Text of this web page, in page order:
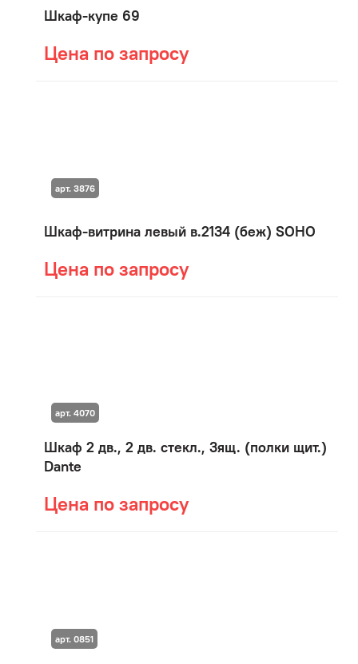
Шкаф-купе 69
Цена по запросу
Шкаф-витрина левый в.2134 (беж) SOHO
Цена по запросу
арт. 3876
Шкаф 2 дв., 2 дв. стекл., 3ящ. (полки щит.)
Dante
Цена по запросу
арт. 4070
арт. 0851